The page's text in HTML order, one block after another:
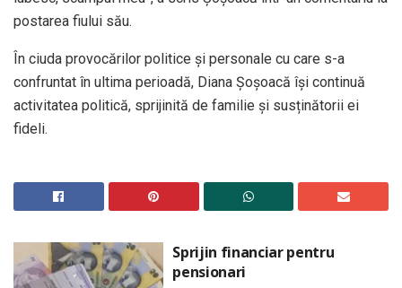
postarea fiului său.
În ciuda provocărilor politice și personale cu care s-a
confruntat în ultima perioadă, Diana Șoșoacă își continuă
activitatea politică, sprijinită de familie și susținătorii ei
fideli.
Sprijin financiar pentru
pensionari